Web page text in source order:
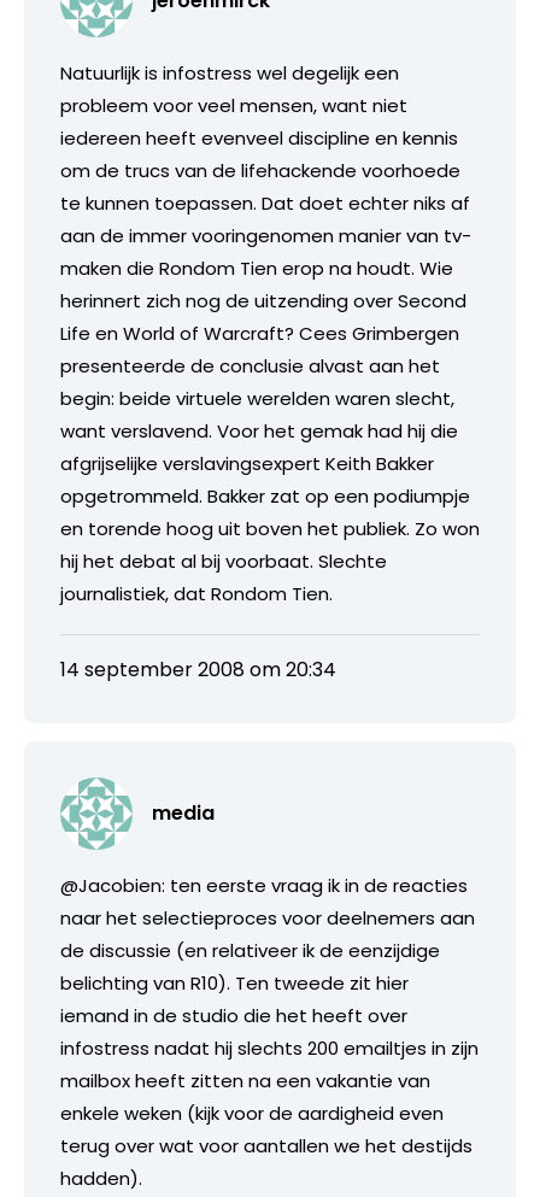
Natuurlijk is infostress wel degelijk een
probleem voor veel mensen, want niet
iedereen heeft evenveel discipline en kennis
om de trucs van de lifehackende voorhoede
te kunnen toepassen. Dat doet echter niks af
aan de immer vooringenomen manier van tv-
maken die Rondom Tien erop na houdt. Wie
herinnert zich nog de uitzending over Second
Life en World of Warcraft? Cees Grimbergen
presenteerde de conclusie alvast aan het
begin: beide virtuele werelden waren slecht,
want verslavend. Voor het gemak had hij die
afgrijselijke verslavingsexpert Keith Bakker
opgetrommeld. Bakker zat op een podiumpje
en torende hoog uit boven het publiek. Zo won
hij het debat al bij voorbaat. Slechte
journalistiek, dat Rondom Tien.
14 september 2008 om 20:34
media
@Jacobien: ten eerste vraag ik in de reacties
naar het selectieproces voor deelnemers aan
de discussie (en relativeer ik de eenzijdige
belichting van R10). Ten tweede zit hier
iemand in de studio die het heeft over
infostress nadat hij slechts 200 emailtjes in zijn
mailbox heeft zitten na een vakantie van
enkele weken (kijk voor de aardigheid even
terug over wat voor aantallen we het destijds
hadden).